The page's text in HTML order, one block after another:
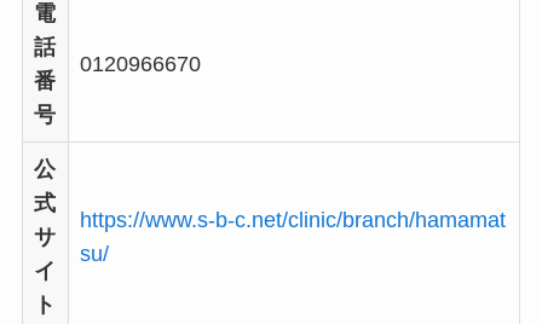
電
話
番
号
0120966670
公
式
サ
イ
ト
https://www.s-b-c.net/clinic/branch/hamamat
su/